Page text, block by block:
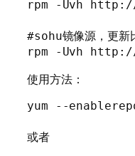
rpm -Uvh
#sohu镜像源，更新
使用方法：
yum --
或者